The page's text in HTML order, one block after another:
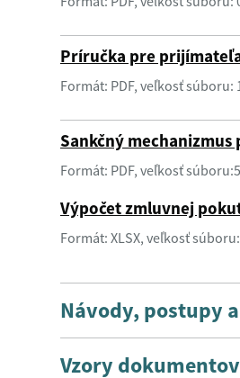
Príručka pre
Formát: PDF, veľkosť súboru:
Sankčný
Formát: PDF, veľkosť
Výpočet zmluvnej
Formát: XLSX, veľkosť
Návody, postupy
Vzory